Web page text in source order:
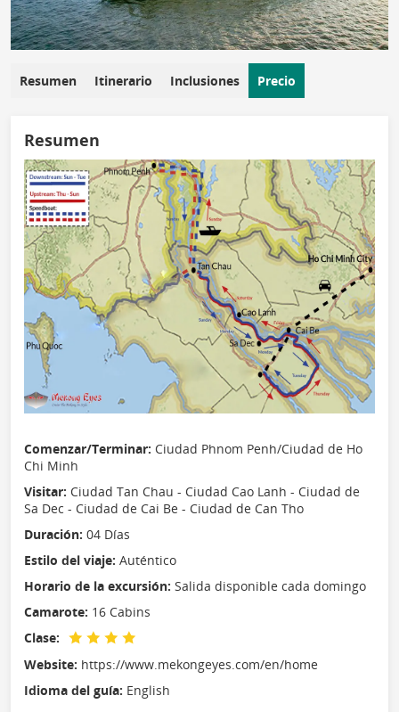
Resumen Itinerario Inclusiones Precio
Resumen
Comenzar/Terminar: Ciudad Phnom Penh/Ciudad de Ho
Chi Minh
Visitar: Ciudad Tan Chau - Ciudad Cao Lanh - Ciudad de
Sa Dec - Ciudad de Cai Be - Ciudad de Can Tho
Duración: 04 Días
Estilo del viaje: Auténtico
Horario de la excursión: Salida disponible cada domingo
Camarote: 16 Cabins
Clase:
Website: https://www.mekongeyes.com/en/home
Idioma del guía: English